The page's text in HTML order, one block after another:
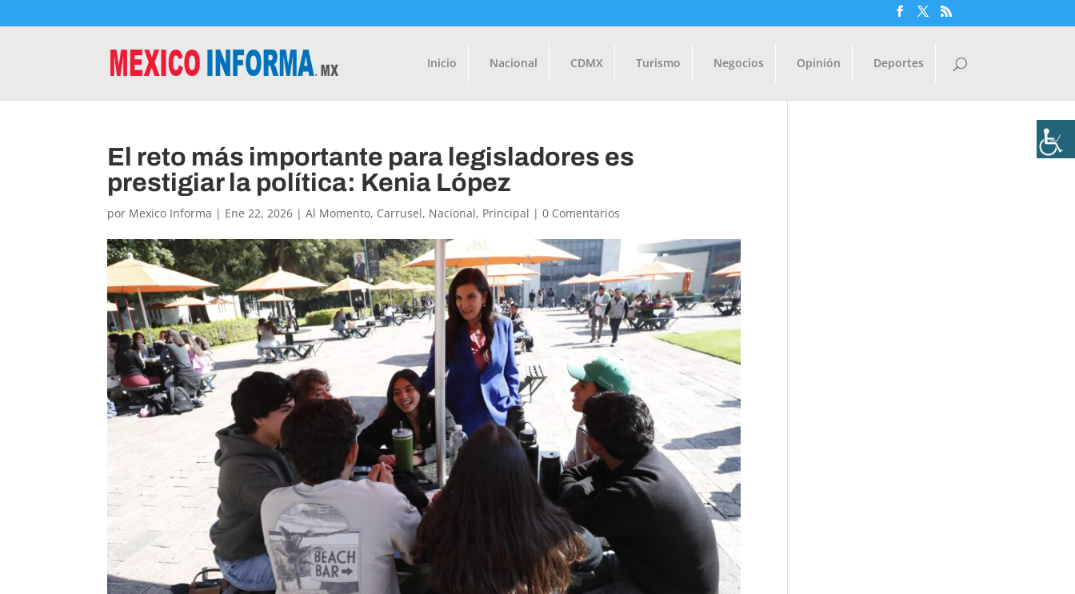
Inicio Nacional CDMX Turismo Negocios Opinión Deportes
El reto más importante para legisladores es
prestigiar la política: Kenia López
por Mexico Informa | Ene 22, 2026 |Al Momento, Carrusel, Nacional, Principal |0 Comentarios